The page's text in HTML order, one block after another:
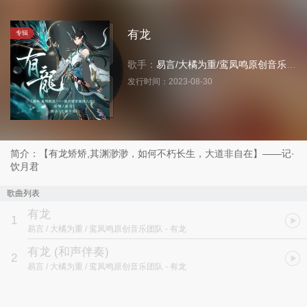
专辑 有龙
歌手： 易言/大橘为重/鸾凤鸣原创音乐团队
发行时间： 2023-08-30
简介：【有龙矫矫,其渊渺渺，如何不朽长生，大道非自在】——记·
饮月君
歌曲列表
1 有龙
易言 / 大橘为重 / 鸾凤鸣原创音乐团队 - 有龙
2 有龙 (和声伴奏)
易言 / 大橘为重 / 鸾凤鸣原创音乐团队 - 有龙